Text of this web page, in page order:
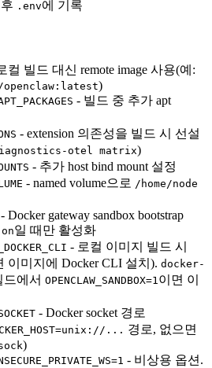
.env에 기록
컬 빌드 대신 remote image 사용(예:
)
- 빌드 중 추가 apt
- extension 의존성을 빌드 시 선설
otel matrix)
- 추가 host bind mount 설정
- named volume으로 /home/node
- Docker gateway sandbox bootstrap
on일 때만 활성화
- 로컬 이미지 빌드 시
이미지에 Docker CLI 설치). docker-
드에서 OPENCLAW_SANDBOX=1이면 이
- Docker socket 경로
... 경로, 없으면
)
- 비상용 옵션.